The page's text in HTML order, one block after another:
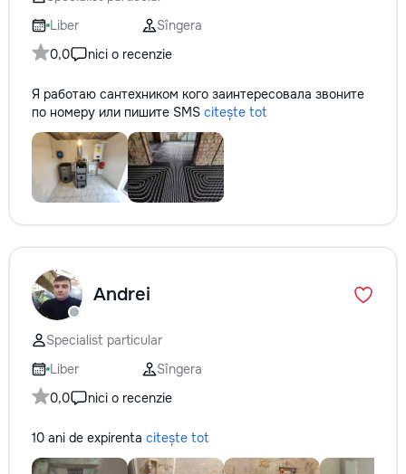
не включается? Не спешите
покупать новую! Спасем ваш
бюджет.
Liber
Sîngera
0,0
nici o recenzie
Я работаю сантехником кого заинтересовала звоните
по номеру или пишите SMS citește tot
Andrei
Specialist particular
Liber
Sîngera
0,0
nici o recenzie
10 ani de expirenta citește tot